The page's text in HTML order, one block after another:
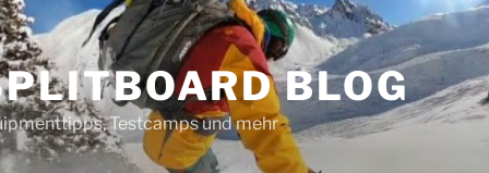
BLOG
Testcamps und mehr